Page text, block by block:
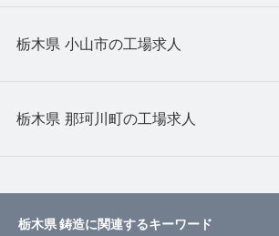
栃木県 小山市の工場求人
栃木県 那珂川町の工場求人
栃木県 鋳造に関連するキーワード